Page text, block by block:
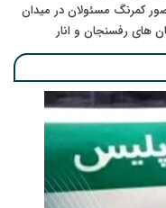
کمرنگ مسئولان در میدان
های رفسنجان و انار